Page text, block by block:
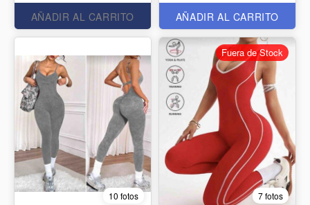
AÑADIR AL CARRITO AÑADIR AL CARRITO
10 fotos 7 fotos
Fuera de Stock